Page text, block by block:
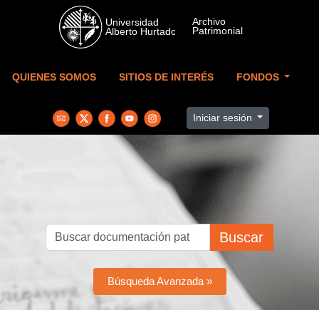
Skip to main content
QUIENES SOMOS SITIOS DE INTERÉS FONDOS
Iniciar sesión
Buscar
Búsqueda Avanzada »